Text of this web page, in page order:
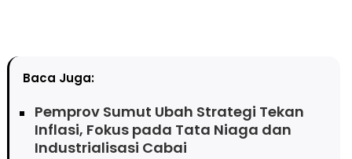
Baca Juga:
Pemprov Sumut Ubah Strategi Tekan
Inflasi, Fokus pada Tata Niaga dan
Industrialisasi Cabai